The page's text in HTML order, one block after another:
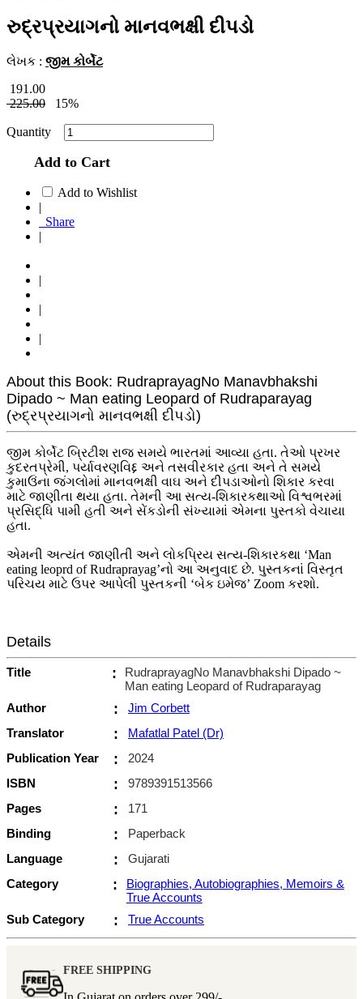
રુદ્રપ્રયાગનો માનવભક્ષી દીપડો
લેખક : જીમ કોર્બેટ
191.00
225.00
15%
Quantity
Add to Cart
Add to Wishlist
|
Share
|
|
|
|
About this Book: RudraprayagNo Manavbhakshi
Dipado ~ Man eating Leopard of Rudraparayag
(રુદ્રપ્રયાગનો માનવભક્ષી દીપડો)
જીમ કોર્બેટ બ્રિટીશ રાજ સમયે ભારતમાં આવ્યા હતા. તેઓ પ્રખર
કુદરતપ્રેમી, પર્યાવરણવિદ્દ અને તસવીરકાર હતા અને તે સમયે
કુમાઉંના જંગલોમાં માનવભક્ષી વાઘ અને દીપડાઓનો શિકાર કરવા
માટે જાણીતા થયા હતા. તેમની આ સત્ય-શિકારકથાઓ વિશ્વભરમાં
પ્રસિદ્ધિ પામી હતી અને સેંકડોની સંખ્યામાં એમના પુસ્તકો વેચાયા
હતા.
એમની અત્યંત જાણીતી અને લોકપ્રિય સત્ય-શિકારકથા ‘Man
eating leoprd of Rudraprayag’નો આ અનુવાદ છે. પુસ્તકનાં વિસ્તૃત
પરિચય માટે ઉપર આપેલી પુસ્તકની ‘બેક ઇમેજ’ Zoom કરશો.
Details
Title :
RudraprayagNo Manavbhakshi Dipado ~
Man eating Leopard of Rudraparayag
Author
:
Jim Corbett
Translator
:
Mafatlal Patel (Dr)
Publication Year
:
2024
ISBN
:
9789391513566
Pages
:
171
Binding
:
Paperback
Language
:
Gujarati
Category
:
Biographies, Autobiographies, Memoirs &
True Accounts
Sub Category
: True Accounts
FREE SHIPPING